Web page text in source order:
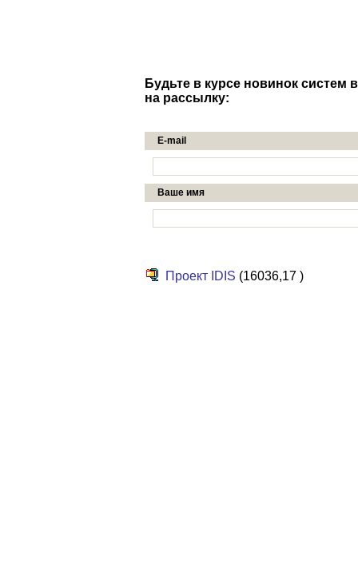
Будьте в курсе новинок
на рассылку:
E-mail
Ваше имя
Проект IDIS (16036,17 )